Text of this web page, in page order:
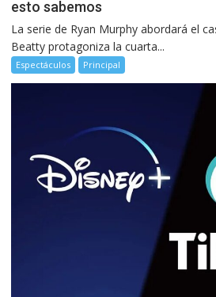
esto sabemos
La serie de Ryan Murphy abordará el
Beatty protagoniza la cuarta...
Espectáculos Principal